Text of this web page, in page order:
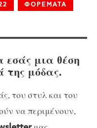
ΦΟΡΕΜΑΤΑ
εσάς μια θέση
της μόδας.
του στυλ και του
να περιμένουν,